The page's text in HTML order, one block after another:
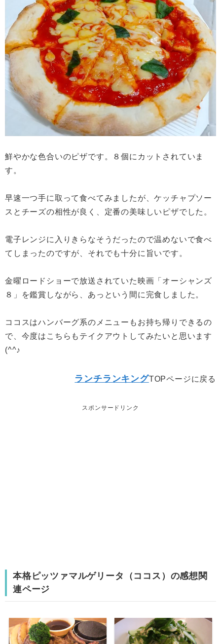
鮮やかな色合いのピザです。８個にカットされていま
す。
早速一つ手に取って食べてみましたが、ケッチャプソー
スとチーズの相性が良く、定番の美味しいピザでした。
電子レンジに入りきらなそうだったので温めないで食べ
てしまったのですが、それでも十分に旨いです。
金曜ロードショーで放送されていた映画「オーシャンズ
８」を鑑賞しながら、あっという間に完食しました。
ココスはハンバーグ系のメニューもお持ち帰りできるの
で、今度はこちらもテイクアウトしてみたいと思います
(^^♪
ランチランキングTOPページに戻る
スポンサードリンク
本格ピッツァマルゲリータ（ココス）の感想関
連ページ